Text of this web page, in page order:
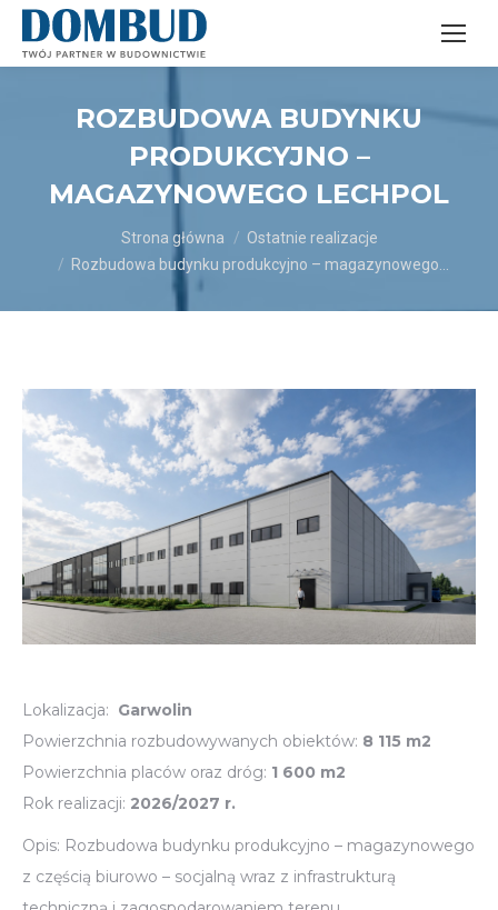
ROZBUDOWA BUDYNKU
PRODUKCYJNO –
MAGAZYNOWEGO LECHPOL
Strona główna
Ostatnie realizacje
Rozbudowa budynku produkcyjno – magazynowego…
Lokalizacja: Garwolin
Powierzchnia rozbudowywanych obiektów: 8 115 m2
Powierzchnia placów oraz dróg: 1 600 m2
Rok realizacji: 2026/2027 r.
Opis: Rozbudowa budynku produkcyjno – magazynowego
z częścią biurowo – socjalną wraz z infrastrukturą